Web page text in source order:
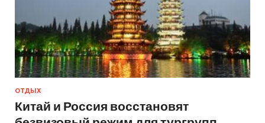
ОТДЫХ
Китай и Россия восстановят